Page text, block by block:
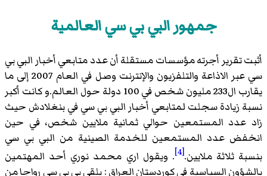
جمهور البي بي سي العالمية
أثبت تقرير أجرته مؤسسات مستقلة أن عدد متابعي أخبار البي بي
سي عبر الاذاعة والتلفزيون والإنترنت وصل في العام 2007 إلى ما
يقارب ال233 مليون شخص في 100 دولة حول العالم.و كانت أكبر
نسبة زيادة سجلت لمتابعي أخبار البي بي سي في بنغلادش حيث
زاد عدد المستمعين حوالي ثمانية ملايين شخص، في حين
انخفض عدد المستمعين للخدمة الصينية من البي بي سي
بنسبة ثلاثة ملايين.[4]
. ويقول اري محمد نوري أحد المهتمين
بالشؤون السياسية في كوردستان العراق : يلقى بي بي سي رواجا من